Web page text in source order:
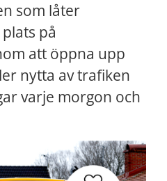
som låter
på
att öppna upp
nytta av trafiken
varje morgon och